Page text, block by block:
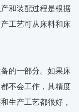
和装配过程是根据
工艺可从床料和床
的一部分。如果床
不会工作，其精度
生产工艺都很好，